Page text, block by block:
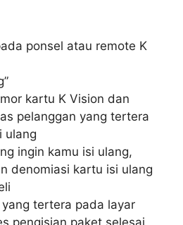
ponsel atau remote K
kartu K Vision dan
pelanggan yang tertera
ulang
ingin kamu isi ulang,
denomiasi kartu isi ulang
tertera pada layar
pengisian paket selesai,